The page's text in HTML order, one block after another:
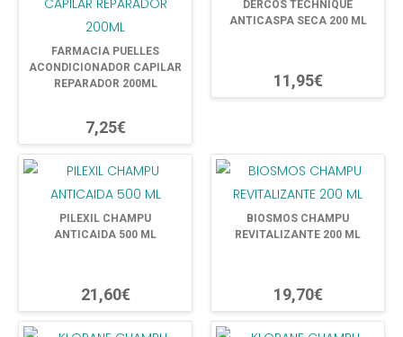
FARMACIA PUELLES
ACONDICIONADOR CAPILAR
REPARADOR 200ML
7,25€
DERCOS TECHNIQUE
ANTICASPA SECA 200 ML
11,95€
PILEXIL CHAMPU
ANTICAIDA 500 ML
21,60€
BIOSMOS CHAMPU
REVITALIZANTE 200 ML
19,70€